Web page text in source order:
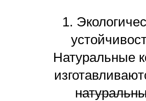
для многих
Давайте
натуральные ковры
стать идеальным
дополнением к
интерьеру.
1.
Натуральные